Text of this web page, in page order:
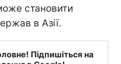
становити
в Азії.
Підпишіться на